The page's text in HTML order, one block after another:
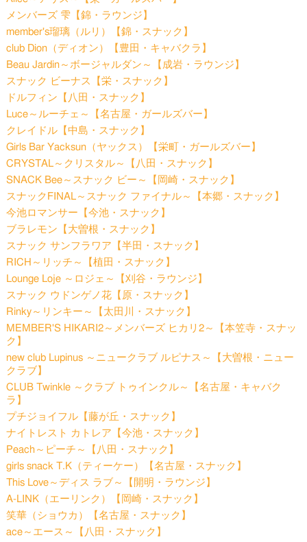
メンバーズ 雫【錦・ラウンジ】
member's瑠璃（ルリ）【錦・スナック】
club Dion（ディオン）【豊田・キャバクラ】
Beau Jardin～ボージャルダン～【成岩・ラウンジ】
スナック ビーナス【栄・スナック】
ドルフィン【八田・スナック】
Luce～ルーチェ～【名古屋・ガールズバー】
クレイドル【中島・スナック】
Girls Bar Yacksun（ヤックス）【栄町・ガールズバー】
CRYSTAL～クリスタル～【八田・スナック】
SNACK Bee～スナック ビー～【岡崎・スナック】
スナックFINAL～スナック ファイナル～【本郷・スナック】
今池ロマンサー【今池・スナック】
ブラレモン【大曽根・スナック】
スナック サンフラワア【半田・スナック】
RICH～リッチ～【植田・スナック】
Lounge Loje ～ロジェ～【刈谷・ラウンジ】
スナック ウドンゲノ花【原・スナック】
Rinky～リンキー～【太田川・スナック】
MEMBER'S HIKARI2～メンバーズ ヒカリ2～【本笠寺・スナッ
ク】
new club Lupinus ～ニュークラブ ルピナス～【大曽根・ニュー
クラブ】
CLUB Twinkle ～クラブ トゥインクル～【名古屋・キャバク
ラ】
プチジョイフル【藤が丘・スナック】
ナイトレスト カトレア【今池・スナック】
Peach～ピーチ～【八田・スナック】
girls snack T.K（ティーケー）【名古屋・スナック】
This Love～ディス ラブ～【開明・ラウンジ】
A-LINK（エーリンク）【岡崎・スナック】
笑華（ショウカ）【名古屋・スナック】
ace～エース～【八田・スナック】